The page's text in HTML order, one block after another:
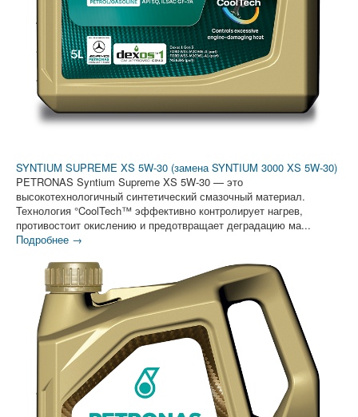
SYNTIUM SUPREME XS 5W-30 (замена SYNTIUM 3000 XS 5W-30)
PETRONAS Syntium Supreme XS 5W-30 — это
высокотехнологичный синтетический смазочный материал.
Технология °CoolTech™ эффективно контролирует нагрев,
противостоит окислению и предотвращает деградацию ма...
Подробнее →